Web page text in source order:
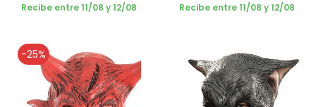
Recibe entre 11/08 y 12/08 Recibe entre 11/08 y 12/08
-25%